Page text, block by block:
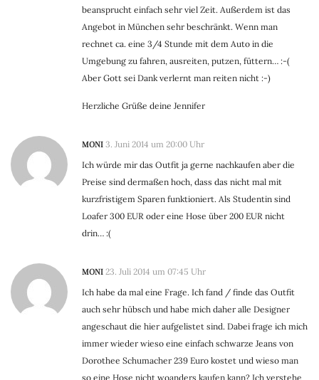
beansprucht einfach sehr viel Zeit. Außerdem ist das
Angebot in München sehr beschränkt. Wenn man
rechnet ca. eine 3/4 Stunde mit dem Auto in die
Umgebung zu fahren, ausreiten, putzen, füttern… :-(
Aber Gott sei Dank verlernt man reiten nicht :-)
Herzliche Grüße deine Jennifer
MONI 3. Juni 2014 um 20:00 Uhr
Ich würde mir das Outfit ja gerne nachkaufen aber die
Preise sind dermaßen hoch, dass das nicht mal mit
kurzfristigem Sparen funktioniert. Als Studentin sind
Loafer 300 EUR oder eine Hose über 200 EUR nicht
drin… :(
MONI 23. Juli 2014 um 07:45 Uhr
Ich habe da mal eine Frage. Ich fand / finde das Outfit
auch sehr hübsch und habe mich daher alle Designer
angeschaut die hier aufgelistet sind. Dabei frage ich mich
immer wieder wieso eine einfach schwarze Jeans von
Dorothee Schumacher 239 Euro kostet und wieso man
so eine Hose nicht woanders kaufen kann? Ich verstehe